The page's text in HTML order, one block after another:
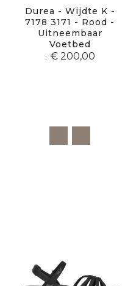
Durea - Wijdte K -
7178 3171 - Rood -
Uitneembaar
Voetbed
€ 200,00